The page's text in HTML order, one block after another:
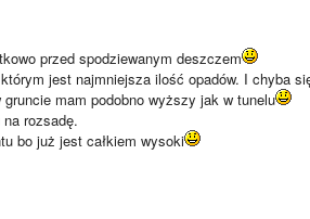
przed spodziewanym deszczem
jest najmniejsza ilość opadów. I chyba
gruncie mam podobno wyższy jak w tunelu
rozsadę.
bo już jest całkiem wysoki